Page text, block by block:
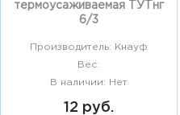
термоусаживаемая ТУТнг
6/3
Производитель: Кнауф
Вес:
В наличии: Нет
12 руб.